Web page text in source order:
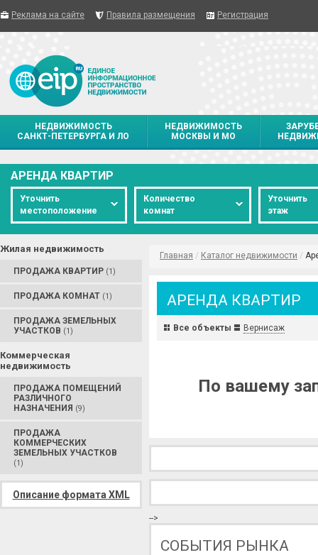
Реклама на сайте Правила размещения Регистрация
НЕДВИЖИМОСТЬ
САНКТ-ПЕТЕРБУРГА И ЛО
НЕДВИЖИМОСТЬ
МОСКВЫ И МО
АРЕНДА КВАРТИР
Уточнить
местоположение
Количество
комнат
Уточнить
этаж
Жилая недвижимость
ПРОДАЖА КВАРТИР (1)
ПРОДАЖА КОМНАТ (1)
ПРОДАЖА ЗЕМЕЛЬНЫХ
УЧАСТКОВ (1)
Коммерческая
недвижимость
ПРОДАЖА ПОМЕЩЕНИЙ
РАЗЛИЧНОГО
НАЗНАЧЕНИЯ (9)
ПРОДАЖА
КОММЕРЧЕСКИХ
ЗЕМЕЛЬНЫХ УЧАСТКОВ
(1)
Описание формата XML
Главная / Каталог недвижимости /
АРЕНДА КВАРТИР
Все объекты Вернисаж
По вашему
-->
СОБЫТИЯ РЫНКА